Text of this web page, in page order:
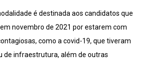
é destinada aos candidatos que
novembro de 2021 por estarem com
como a covid-19, que tiveram
de infraestrutura, além de outras